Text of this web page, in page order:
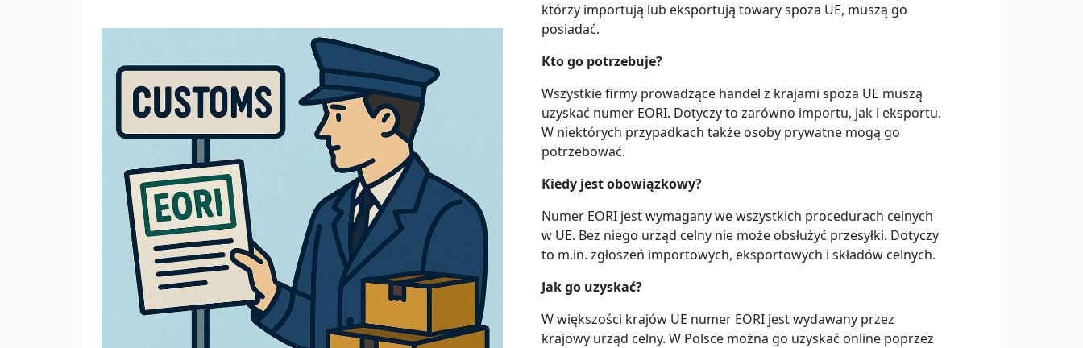
którzy importują lub eksportują towary spoza UE, muszą go
posiadać.
Kto go potrzebuje?
Wszystkie firmy prowadzące handel z krajami spoza UE muszą
uzyskać numer EORI. Dotyczy to zarówno importu, jak i eksportu.
W niektórych przypadkach także osoby prywatne mogą go
potrzebować.
Kiedy jest obowiązkowy?
Numer EORI jest wymagany we wszystkich procedurach celnych
w UE. Bez niego urząd celny nie może obsłużyć przesyłki. Dotyczy
to m.in. zgłoszeń importowych, eksportowych i składów celnych.
Jak go uzyskać?
W większości krajów UE numer EORI jest wydawany przez
krajowy urząd celny. W Polsce można go uzyskać online poprzez